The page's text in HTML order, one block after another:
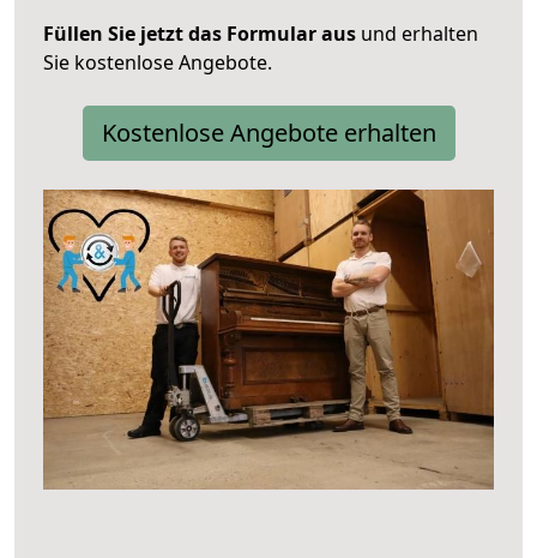
Füllen Sie jetzt das Formular aus und erhalten
Sie kostenlose Angebote.
Kostenlose Angebote erhalten